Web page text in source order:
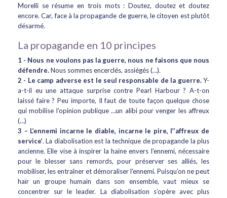
Morelli se résume en trois mots : Doutez, doutez et doutez
encore. Car, face à la propagande de guerre, le citoyen est plutôt
désarmé.
La propagande en 10 principes
1 - Nous ne voulons pas la guerre, nous ne faisons que nous
défendre.Nous sommes encerclés, assiégés (…).
2 - Le camp adverse est le seul responsable de la guerre.Y-
a-t-il eu une attaque surprise contre Pearl Harbour ? A-t-on
laissé faire ? Peu importe, Il faut de toute façon quelque chose
qui mobilise l’opinion publique …un alibi pour venger les affreux
(…)
3 – L’ennemi incarne le diable, incarne le pire, l’’affreux de
service’. La diabolisation est la technique de propagande la plus
ancienne. Elle vise à inspirer la haine envers l'ennemi, nécessaire
pour le blesser sans remords, pour préserver ses alliés, les
mobiliser, les entraîner et démoraliser l'ennemi. Puisqu’on ne peut
haïr un groupe humain dans son ensemble, vaut mieux se
concentrer sur le leader. La diabolisation s’opère avec plus